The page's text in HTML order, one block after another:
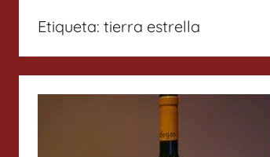
Etiqueta: tierra estrella